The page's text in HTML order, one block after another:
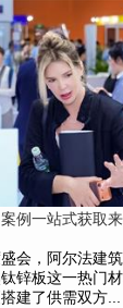
例一站式获取
会，阿尔法建
锌板这一热门
建了供需双方...